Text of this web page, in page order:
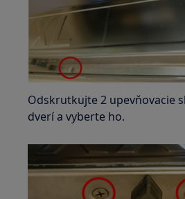
Odskrutkujte 2 upevňovacie
dverí a vyberte ho.